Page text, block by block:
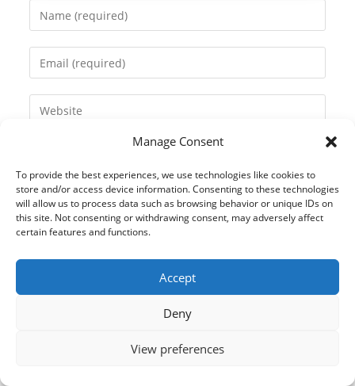
Manage Consent
To provide the best experiences, we use technologies like cookies to
store and/or access device information. Consenting to these technologies
will allow us to process data such as browsing behavior or unique IDs on
this site. Not consenting or withdrawing consent, may adversely affect
certain features and functions.
Accept
Deny
View preferences
Enter
your
name
Enter
your
email
address
Enter
your
(optional)
© 2021 Kaméleon Hungary Kft. Minden jog fenntartva. All rights